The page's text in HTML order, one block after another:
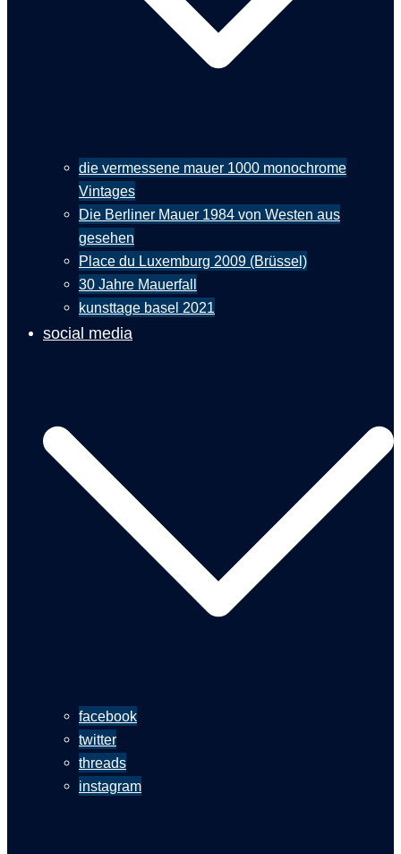
die vermessene mauer 1000 monochrome
Vintages
Die Berliner Mauer 1984 von Westen aus
gesehen
Place du Luxemburg 2009 (Brüssel)
30 Jahre Mauerfall
kunsttage basel 2021
social media
facebook
twitter
threads
instagram